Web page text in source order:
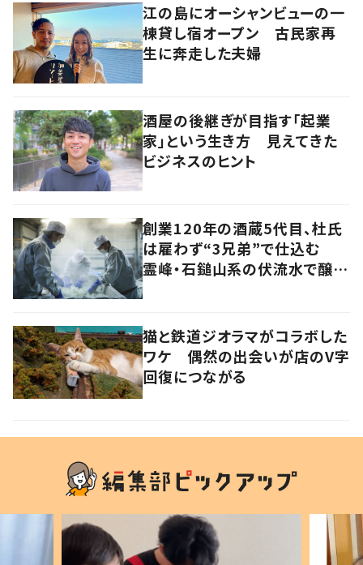
江の島にオーシャンビューの一
棟貸し宿オープン 古民家再
生に奔走した夫婦
酒屋の後継ぎが目指す「起業
家」という生き方 見えてきた
ビジネスのヒント
創業120年の酒蔵5代目、杜氏
は雇わず“3兄弟”で仕込む
霊峰・石鎚山系の伏流水で醸
猫と鉄道ジオラマがコラボした
ワケ 偶然の出会いが店のV字
回復につながる